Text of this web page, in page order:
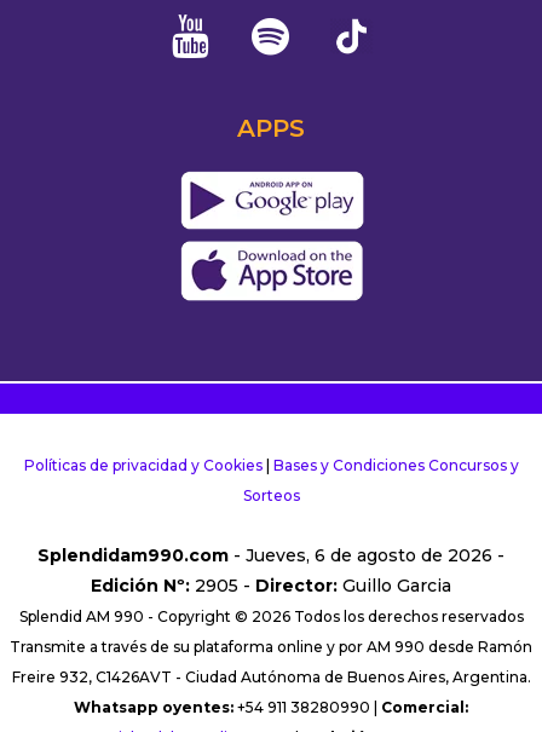
APPS
Políticas de privacidad y Cookies| Bases y Condiciones Concursos y
Sorteos
Splendidam990.com - Jueves, 6 de agosto de 2026 -
Edición Nº: 2905 - Director: Guillo Garcia
Splendid AM 990 - Copyright © 2026 Todos los derechos reservados
Transmite a través de su plataforma online y por AM 990 desde Ramón
Freire 932, C1426AVT - Ciudad Autónoma de Buenos Aires, Argentina.
Whatsapp oyentes: +54 911 38280990 | Comercial: